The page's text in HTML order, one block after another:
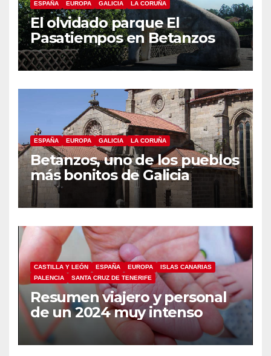
ESPAÑA EUROPA GALICIA LA CORUÑA
El olvidado parque El
Pasatiempos en Betanzos
ESPAÑA EUROPA GALICIA LA CORUÑA
Betanzos, uno de los pueblos
más bonitos de Galicia
CASTILLA Y LEÓN ESPAÑA EUROPA
ISLAS CANARIAS
PALENCIA
SANTA CRUZ DE TENERIFE
Resumen viajero y personal
de un 2024 muy intenso